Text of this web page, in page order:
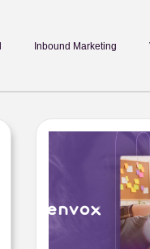
Inbound Marketing